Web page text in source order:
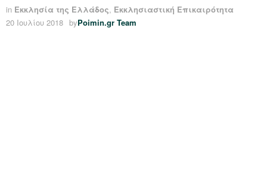
in Εκκλησία της Ελλάδος, Εκκλησιαστική Επικαιρότητα
20 Ιουλίου 2018 byPoimin.gr Team